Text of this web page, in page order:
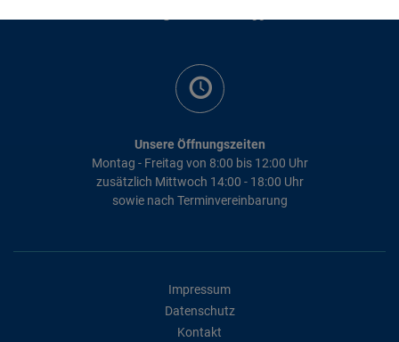
Unsere Öffnungszeiten
Montag - Freitag von 8:00 bis 12:00 Uhr
zusätzlich Mittwoch 14:00 - 18:00 Uhr
sowie nach Terminvereinbarung
Impressum
Datenschutz
Kontakt